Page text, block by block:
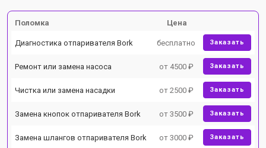
Поломка Цена
Диагностика отпаривателя Bork бесплатно Заказать
Ремонт или замена насоса от 4500 ₽ Заказать
Чистка или замена насадки от 2500 ₽ Заказать
Замена кнопок отпаривателя Bork от 3500 ₽ Заказать
Замена шлангов отпаривателя Bork от 3000 ₽ Заказать